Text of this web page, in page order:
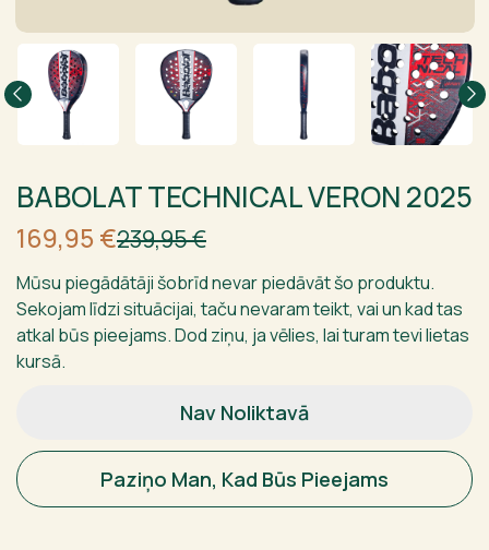
BABOLAT TECHNICAL VERON 2025
239,95€
Sākotnējā
cena
bija:
239,95 €.
169,95 €
Current
price
is:
169,95 €.
Mūsu piegādātāji šobrīd nevar piedāvāt šo produktu.
Sekojam līdzi situācijai, taču nevaram teikt, vai un kad tas
atkal būs pieejams. Dod ziņu, ja vēlies, lai turam tevi lietas
kursā.
Nav Noliktavā
Paziņo Man, Kad Būs Pieejams